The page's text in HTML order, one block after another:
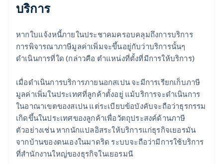
บริการ
หากใบแจ้งหนี้ภายในประชาคมครอบคลุมถึงการบริการ
การพิจารณาภาษีมูลค่าเพิ่มจะขึ้นอยู่กับว่าบริการนั้นๆ
ดำเนินการที่ใด (กล่าวคือ ตำแหน่งที่ตั้งที่มีการให้บริการ)
เมื่อดำเนินการบริการภายนอกสเปน จะมีการเรียกเก็บภาษี
มูลค่าเพิ่มในประเทศที่ลูกค้าตั้งอยู่ แม้บริการจะดำเนินการ
ในอาณาเขตของสเปน แต่ระเบียบข้อบังคับจะถือว่าธุรกรรม
เกิดขึ้นในประเทศของลูกค้าเพื่อวัตถุประสงค์ด้านภาษี
ตัวอย่างเช่น หากนักแปลอิสระให้บริการแก่ธุรกิจเยอรมัน
จากบ้านของตนเองในมาดริด ระบบจะถือว่ามีการใช้บริการ
ที่สำนักงานใหญ่ของธุรกิจในเยอรมนี